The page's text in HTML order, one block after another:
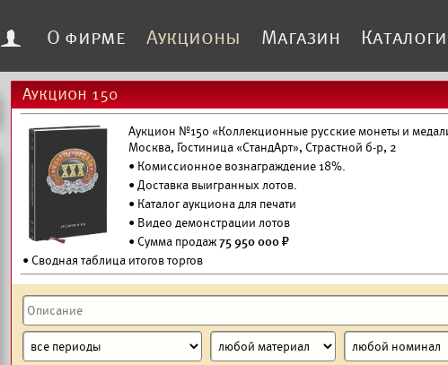
f О фирме Аукционы Магазин Каталоги
Аукцион 150
Аукцион №150 «Коллекционные русские монеты и
Москва, Гостиница «СтандАрт», Страстной б-р, 2
• Комиссионное вознаграждение 18%.
• Доставка выигранных лотов.
• Каталог аукциона для печати
• Видео демонстрации лотов
• Сумма продаж75 950 000 ₽
• Сводная таблица итогов торгов